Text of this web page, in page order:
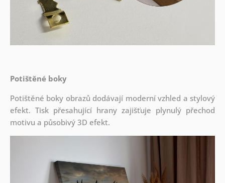
Potištěné boky
Potištěné boky obrazů dodávají moderní vzhled a stylový
efekt. Tisk přesahující hrany zajišťuje plynulý přechod
motivu a působivý 3D efekt.